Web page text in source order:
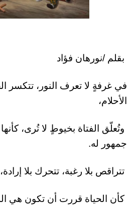
بقلم /نورهان فؤاد
في غرفةٍ لا تعرف النور، تتكسر
الأحلام،
وتُعلّق الفتاة بخيوطٍ لا تُرى،
جمهور له.
تتراقص بلا رغبة، تتحرك بلا إرادة،
كأن الحياة قررت أن تكون هي